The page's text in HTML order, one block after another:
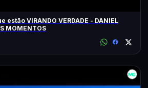
estão VIRANDO VERDADE - DANIEL
MOMENTOS